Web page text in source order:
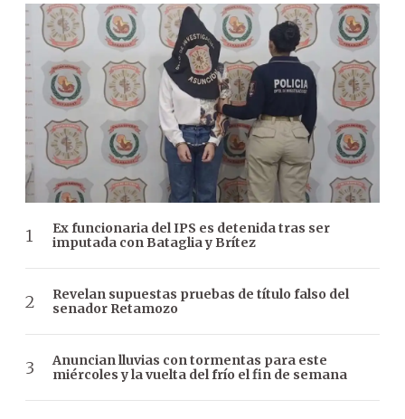
Ex funcionaria del IPS es detenida tras ser
imputada con Bataglia y Brítez
Revelan supuestas pruebas de título falso del
senador Retamozo
Anuncian lluvias con tormentas para este
miércoles y la vuelta del frío el fin de semana